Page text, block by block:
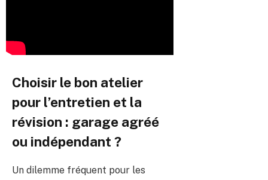
Choisir le bon atelier
pour l’entretien et la
révision : garage agréé
ou indépendant ?
Un dilemme fréquent pour les